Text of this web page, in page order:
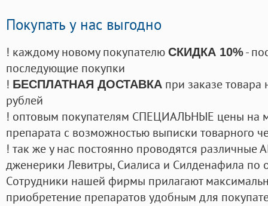
Покупать у нас выгодно
! каждому новому покупателю СКИДКА 10%-
последующие покупки
! БЕСПЛАТНАЯ ДОСТАВКА при заказе
рублей
! оптовым покупателям СПЕЦИАЛЬНЫЕ цены на
препарата с возможностью выписки товарного
! так же у нас постоянно проводятся
дженерики Левитры, Сиалиса и Силденафила по
Cотрудники нашей фирмы прилагают
приобретение препаратов удобным для